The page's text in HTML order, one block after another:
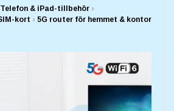
& iPad-tillbehör ›
kort › 5G router för hemmet & kontor